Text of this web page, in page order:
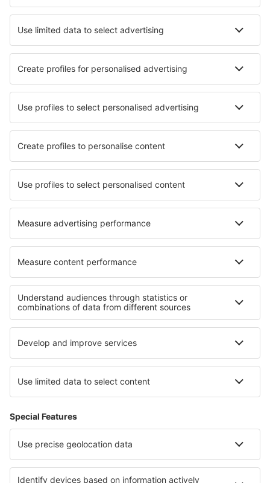
Traslados
Atracciones
Eventos deportivos
Aprende más
Mejor Precio Garantizado
Aplicación móvil
Aerolíneas
Ryanair
Vueling
Iberia
Air Europa
Wizz Air
Sobre eSky
Términos y condiciones
Mis reservas
Política de privacidad
Asistencia y contacto
Países
Páginas web internacionales
eSky.eu eSky.com eDestinos.com